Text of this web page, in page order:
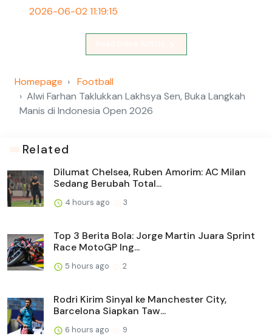
2026-06-02 11:19:15
Homepage
Football
Alwi Farhan Taklukkan Lakhsya Sen, Buka Langkah
Manis di Indonesia Open 2026
Related
Dilumat Chelsea, Ruben Amorim: AC Milan
Sedang Berubah Total...
4 hours ago 3
Top 3 Berita Bola: Jorge Martin Juara Sprint
Race MotoGP Ing...
5 hours ago 2
Rodri Kirim Sinyal ke Manchester City,
Barcelona Siapkan Taw...
6 hours ago 9